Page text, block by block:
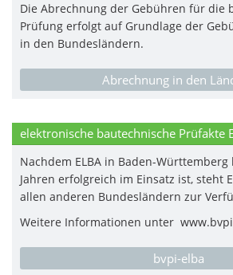
Die Abrechnung der Gebühren für die
Prüfung erfolgt auf Grundlage der
in den Bundesländern.
Abrechnung in den
elektronische bautechnische Prüfakte
Nachdem ELBA in Baden-
Jahren erfolgreich im Einsatz ist, steht
allen anderen Bundesländern zur
Weitere Informationen unter
bvpi-elba